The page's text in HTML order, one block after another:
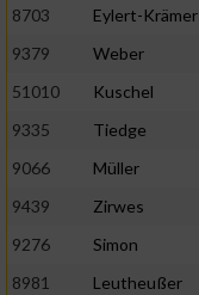
8703
Eylert-Krämer
9379
Weber
51010
Kuschel
9335
Tiedge
9066
Müller
9439
Zirwes
9276
Simon
8981
Leutheußer